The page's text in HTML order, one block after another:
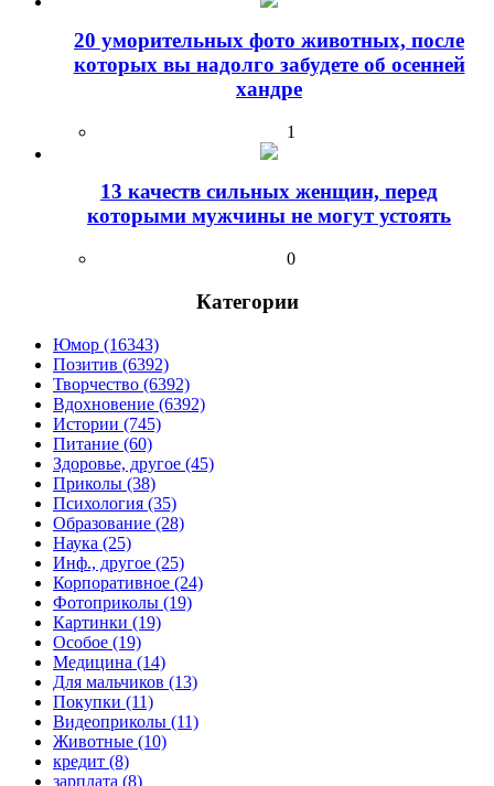
20 уморительных фото животных, после
которых вы надолго забудете об осенней
хандре
1
13 качеств сильных женщин, перед
которыми мужчины не могут устоять
0
Категории
Юмор (16343)
Позитив (6392)
Творчество (6392)
Вдохновение (6392)
Истории (745)
Питание (60)
Здоровье, другое (45)
Приколы (38)
Психология (35)
Образование (28)
Наука (25)
Инф., другое (25)
Корпоративное (24)
Фотоприколы (19)
Картинки (19)
Особое (19)
Медицина (14)
Для мальчиков (13)
Покупки (11)
Видеоприколы (11)
Животные (10)
кредит (8)
зарплата (8)